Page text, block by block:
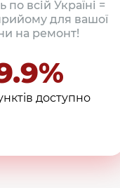
по всій Україні =
для вашої
на ремонт!
доступно